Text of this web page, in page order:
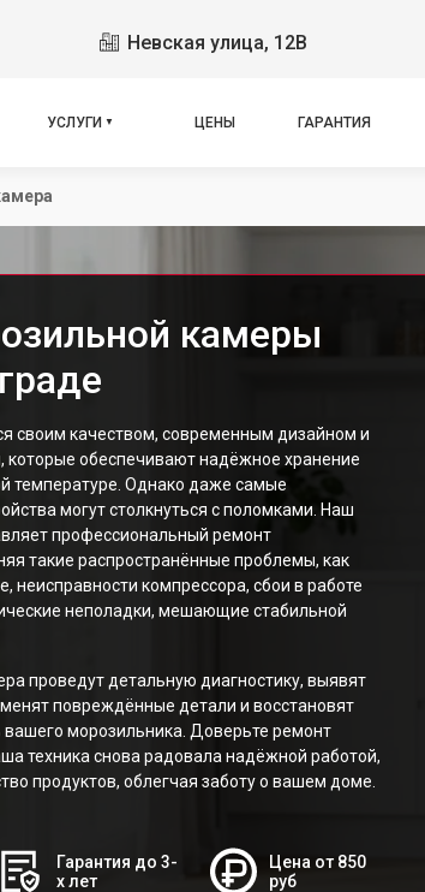
Невская улица, 12В
УСЛУГИ ЦЕНЫ ГАРАНТИЯ
камеры
своим качеством, современным дизайном и
которые обеспечивают надёжное хранение
температуре. Однако даже самые
могут столкнуться с поломками. Наш
профессиональный ремонт
такие распространённые проблемы, как
неисправности компрессора, сбои в работе
неполадки, мешающие стабильной
проведут детальную диагностику, выявят
повреждённые детали и восстановят
морозильника. Доверьте ремонт
техника снова радовала надёжной работой,
продуктов, облегчая заботу о вашем доме.
Гарантия до 3-
х лет
Цена от 850
руб